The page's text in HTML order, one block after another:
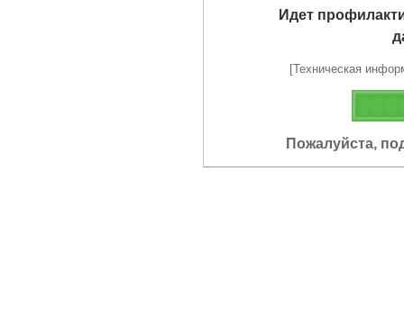
Идет
[Техническая
Пожалуйста,